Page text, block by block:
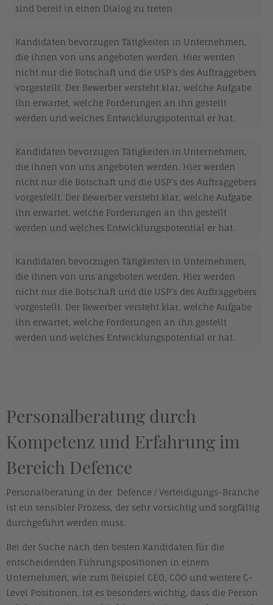
sind bereit in einen Dialog zu treten
Kandidaten bevorzugen Tätigkeiten in Unternehmen,
die ihnen von uns angeboten werden. Hier werden
nicht nur die Botschaft und die USP’s des Auftraggebers
vorgestellt. Der Bewerber versteht klar, welche Aufgabe
ihn erwartet, welche Forderungen an ihn gestellt
werden und welches Entwicklungspotential er hat.
Kandidaten bevorzugen Tätigkeiten in Unternehmen,
die ihnen von uns angeboten werden. Hier werden
nicht nur die Botschaft und die USP’s des Auftraggebers
vorgestellt. Der Bewerber versteht klar, welche Aufgabe
ihn erwartet, welche Forderungen an ihn gestellt
werden und welches Entwicklungspotential er hat.
Kandidaten bevorzugen Tätigkeiten in Unternehmen,
die ihnen von uns angeboten werden. Hier werden
nicht nur die Botschaft und die USP’s des Auftraggebers
vorgestellt. Der Bewerber versteht klar, welche Aufgabe
ihn erwartet, welche Forderungen an ihn gestellt
werden und welches Entwicklungspotential er hat.
Personalberatung durch
Kompetenz und Erfahrung im
Bereich Defence
Personalberatung in der Defence / Verteidigungs-Branche
ist ein sensibler Prozess, der sehr vorsichtig und sorgfältig
durchgeführt werden muss.
Bei der Suche nach den besten Kandidaten für die
entscheidenden Führungspositionen in einem
Unternehmen, wie zum Beispiel CEO, COO und weitere C-
Level Positionen, ist es besonders wichtig, dass die Person